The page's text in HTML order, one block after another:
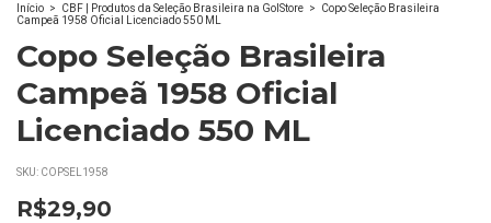
Início > CBF | Produtos da Seleção Brasileira na GolStore >
Copo Seleção Brasileira
Campeã 1958 Oficial Licenciado 550 ML
Copo Seleção Brasileira
Campeã 1958 Oficial
Licenciado 550 ML
SKU: COPSEL1958
R$29,90